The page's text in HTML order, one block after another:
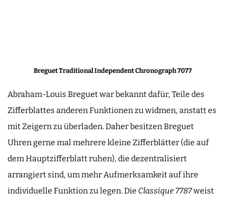
Breguet Traditional Independent Chronograph 7077
Abraham-Louis Breguet war bekannt dafür, Teile des
Zifferblattes anderen Funktionen zu widmen, anstatt es
mit Zeigern zu überladen. Daher besitzen Breguet
Uhren gerne mal mehrere kleine Zifferblätter (die auf
dem Hauptzifferblatt ruhen), die dezentralisiert
arrangiert sind, um mehr Aufmerksamkeit auf ihre
individuelle Funktion zu legen. Die Classique 7787weist